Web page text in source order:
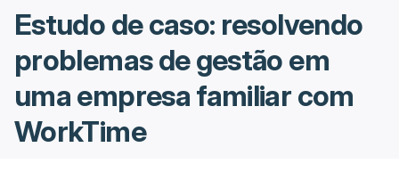
Estudo de caso: resolvendo
problemas de gestão em
uma empresa familiar com
WorkTime